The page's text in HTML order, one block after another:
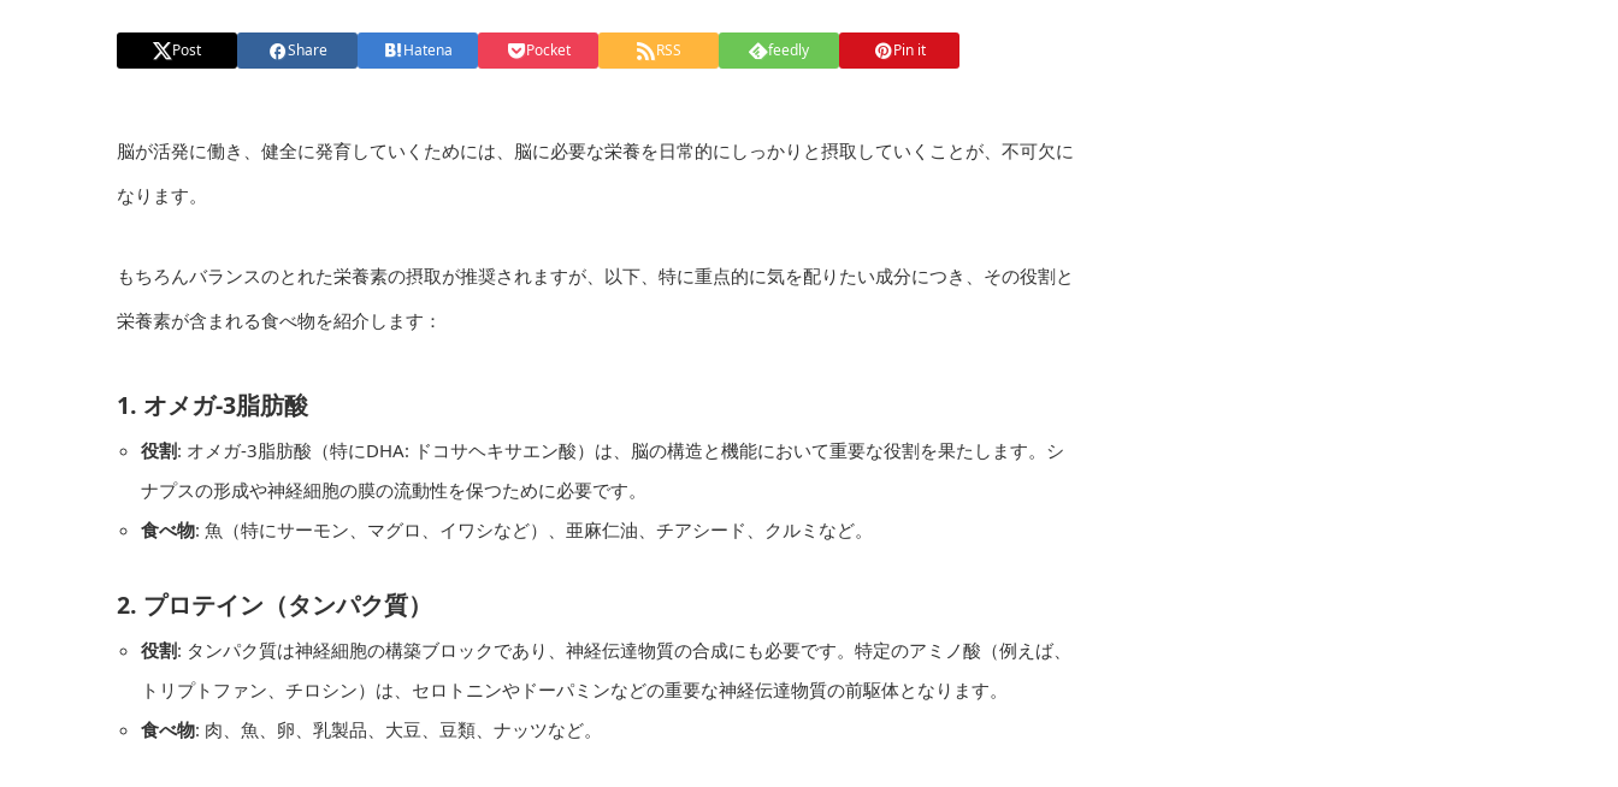
Post Share Hatena Pocket RSS feedly Pin it
脳が活発に働き、健全に発育していくためには、脳に必要な栄養を日常的にしっかりと摂取していくことが、不可欠に
なります。
もちろんバランスのとれた栄養素の摂取が推奨されますが、以下、特に重点的に気を配りたい成分につき、その役割と
栄養素が含まれる食べ物を紹介します：
1. オメガ-3脂肪酸
役割: オメガ-3脂肪酸（特にDHA: ドコサヘキサエン酸）は、脳の構造と機能において重要な役割を果たします。シ
ナプスの形成や神経細胞の膜の流動性を保つために必要です。
食べ物: 魚（特にサーモン、マグロ、イワシなど）、亜麻仁油、チアシード、クルミなど。
2. プロテイン（タンパク質）
役割: タンパク質は神経細胞の構築ブロックであり、神経伝達物質の合成にも必要です。特定のアミノ酸（例えば、
トリプトファン、チロシン）は、セロトニンやドーパミンなどの重要な神経伝達物質の前駆体となります。
食べ物: 肉、魚、卵、乳製品、大豆、豆類、ナッツなど。